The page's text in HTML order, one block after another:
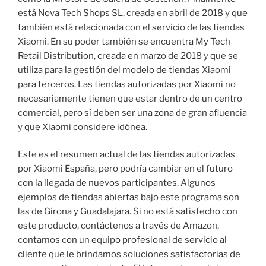
está Nova Tech Shops SL, creada en abril de 2018 y que
también está relacionada con el servicio de las tiendas
Xiaomi. En su poder también se encuentra My Tech
Retail Distribution, creada en marzo de 2018 y que se
utiliza para la gestión del modelo de tiendas Xiaomi
para terceros. Las tiendas autorizadas por Xiaomi no
necesariamente tienen que estar dentro de un centro
comercial, pero sí deben ser una zona de gran afluencia
y que Xiaomi considere idónea.
Este es el resumen actual de las tiendas autorizadas
por Xiaomi España, pero podría cambiar en el futuro
con la llegada de nuevos participantes. Algunos
ejemplos de tiendas abiertas bajo este programa son
las de Girona y Guadalajara. Si no está satisfecho con
este producto, contáctenos a través de Amazon,
contamos con un equipo profesional de servicio al
cliente que le brindamos soluciones satisfactorias de